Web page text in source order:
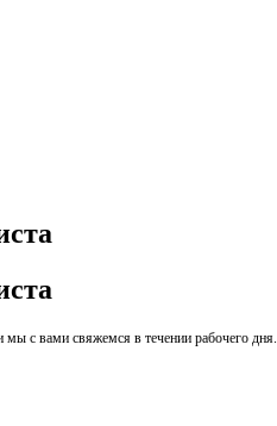
мы с вами свяжемся в течении рабочего дня.